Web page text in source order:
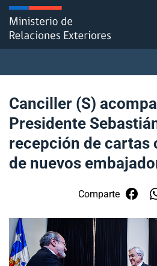
Click acá para ir directamente al
Ministerio
Política Exterior
Subsecretaría de Relaciones
Internacionales
Canciller (S)
Presidente
recepción de cartas
de nuevos
Comparte